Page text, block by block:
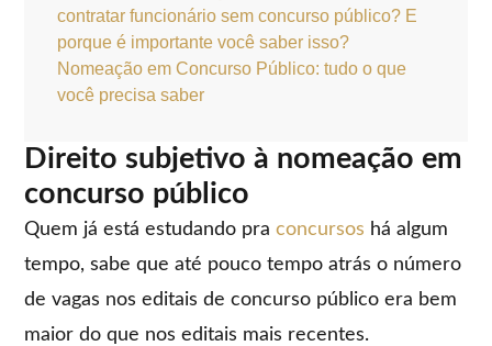
contratar funcionário sem concurso público? E
porque é importante você saber isso?
Nomeação em Concurso Público: tudo o que
você precisa saber
Direito subjetivo à nomeação em
concurso público
Quem já está estudando praconcursos há algum
tempo, sabe que até pouco tempo atrás o número
de vagas nos editais de concurso público era bem
maior do que nos editais mais recentes.